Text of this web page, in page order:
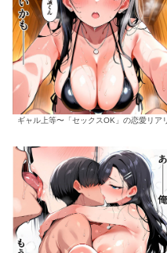
ギャル上等〜「セックスOK」の恋愛リア